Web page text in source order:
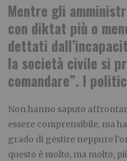
Mentre gli
con diktat più o
dettati
la società civile si
comandare”. I
Non hanno saputo
essere comprensibile, ma
grado di gestire neppure
questo è molto, ma molto,